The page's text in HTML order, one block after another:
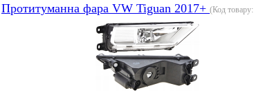
Протитуманна фара VW Tiguan 2017+ (Код товару: